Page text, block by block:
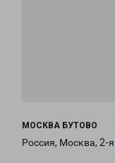
МОСКВА БУТОВО
Россия, Москва, 2-